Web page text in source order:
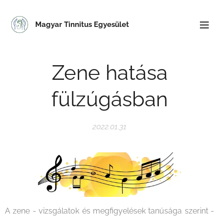
Magyar Tinnitus Egyesület
Zene hatása
fülzúgásban
2022.01.31
A zene - vizsgálatok és megfigyelések tanúsága szerint -